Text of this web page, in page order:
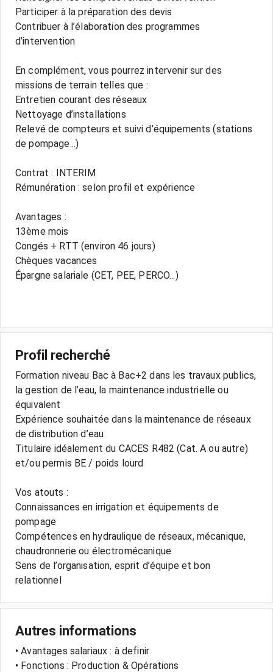
Participer à la préparation des devis
Contribuer à l’élaboration des programmes
d’intervention
En complément, vous pourrez intervenir sur des
missions de terrain telles que :
Entretien courant des réseaux
Nettoyage d’installations
Relevé de compteurs et suivi d’équipements (stations
de pompage...)
Contrat : INTERIM
Rémunération : selon profil et expérience
Avantages :
13ème mois
Congés + RTT (environ 46 jours)
Chèques vacances
Épargne salariale (CET, PEE, PERCO...)
Profil recherché
Formation niveau Bac à Bac+2 dans les travaux publics,
la gestion de l’eau, la maintenance industrielle ou
équivalent
Expérience souhaitée dans la maintenance de réseaux
de distribution d’eau
Titulaire idéalement du CACES R482 (Cat. A ou autre)
et/ou permis BE / poids lourd
Vos atouts :
Connaissances en irrigation et équipements de
pompage
Compétences en hydraulique de réseaux, mécanique,
chaudronnerie ou électromécanique
Sens de l’organisation, esprit d’équipe et bon
relationnel
Autres informations
• Avantages salariaux : à definir
• Fonctions : Production & Opérations